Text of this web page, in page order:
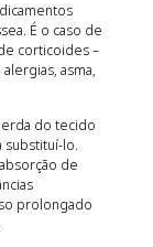
É o caso de
corticoides –
asma,
do tecido
substituí-lo.
de
prolongado